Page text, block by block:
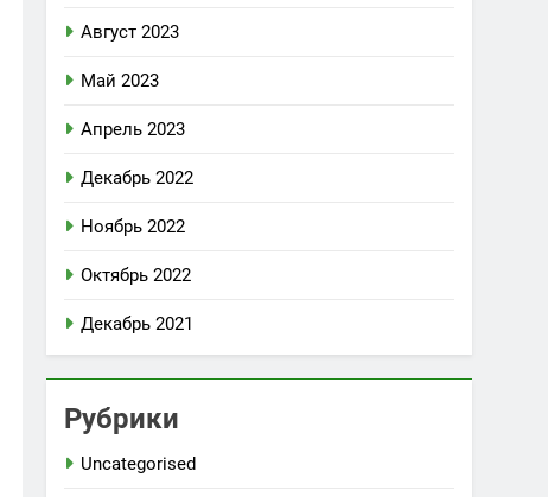
Август 2023
Май 2023
Апрель 2023
Декабрь 2022
Ноябрь 2022
Октябрь 2022
Декабрь 2021
Рубрики
Uncategorised